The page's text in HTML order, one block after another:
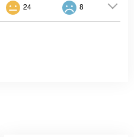
24 8